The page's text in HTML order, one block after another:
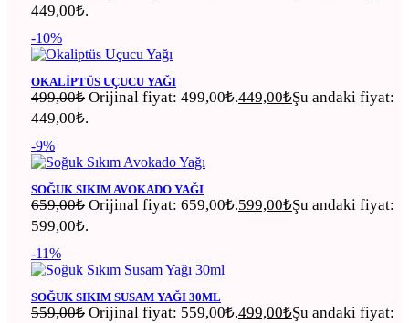
449,00₺.
-10%
OKALIPTÜS UÇUCU YAĞI
499,00₺ Orijinal fiyat: 499,00₺.449,00₺Şu andaki fiyat:
449,00₺.
-9%
SOĞUK SIKIM AVOKADO YAĞI
659,00₺ Orijinal fiyat: 659,00₺.599,00₺Şu andaki fiyat:
599,00₺.
-11%
SOĞUK SIKIM SUSAM YAĞI 30ML
559,00₺ Orijinal fiyat: 559,00₺.499,00₺Şu andaki fiyat: